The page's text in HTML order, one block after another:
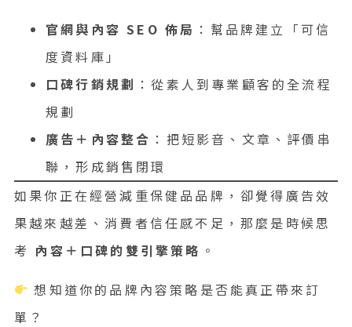
官網與內容 SEO 佈局 ：幫品牌建立「可信
度資料庫」
口碑行銷規劃 ：從素人到專業顧客的全流程
規劃
廣告＋內容整合 ：把短影音、文章、評價串
聯，形成銷售閉環
如果你正在經營減重保健品品牌，卻覺得廣告效
果越來越差、消費者信任感不足，那麼是時候思
考 內容＋口碑的雙引擎策略 。
想知道你的品牌內容策略是否能真正帶來訂
單？